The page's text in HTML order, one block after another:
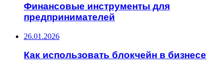
Финансовые инструменты для
предпринимателей
26.01.2026
Как использовать блокчейн в бизнесе